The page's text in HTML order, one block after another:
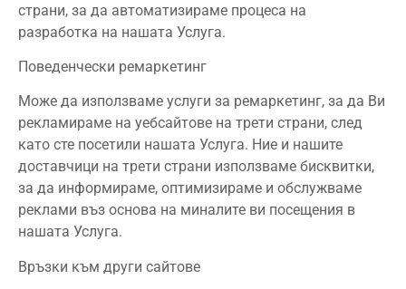
страни, за да автоматизираме процеса на
разработка на нашата Услуга.
Поведенчески ремаркетинг
Може да използваме услуги за ремаркетинг, за да Ви
рекламираме на уебсайтове на трети страни, след
като сте посетили нашата Услуга. Ние и нашите
доставчици на трети страни използваме бисквитки,
за да информираме, оптимизираме и обслужваме
реклами въз основа на миналите ви посещения в
нашата Услуга.
Връзки към други сайтове